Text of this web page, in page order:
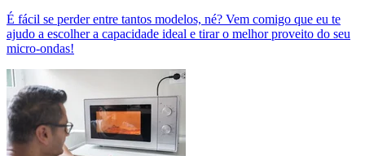
É fácil se perder entre tantos modelos, né? Vem comigo que eu te
ajudo a escolher a capacidade ideal e tirar o melhor proveito do seu
micro-ondas!